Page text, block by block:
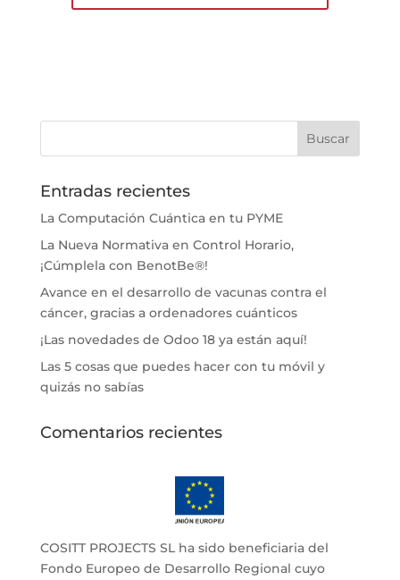
Entradas recientes
La Computación Cuántica en tu PYME
La Nueva Normativa en Control Horario,
¡Cúmplela con BenotBe®!
Avance en el desarrollo de vacunas contra el
cáncer, gracias a ordenadores cuánticos
¡Las novedades de Odoo 18 ya están aquí!
Las 5 cosas que puedes hacer con tu móvil y
quizás no sabías
Comentarios recientes
COSITT PROJECTS SL ha sido beneficiaria del
Fondo Europeo de Desarrollo Regional cuyo